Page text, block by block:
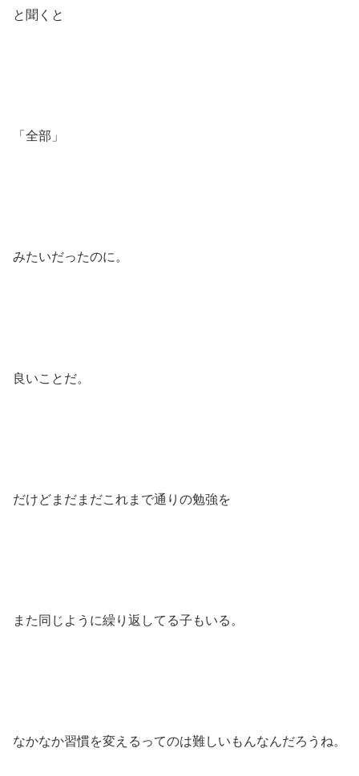
と聞くと
「全部」
みたいだったのに。
良いことだ。
だけどまだまだこれまで通りの勉強を
また同じように繰り返してる子もいる。
なかなか習慣を変えるってのは難しいもんなんだろうね。